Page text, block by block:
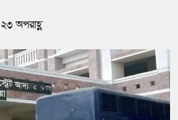
অপরাহ্ণ